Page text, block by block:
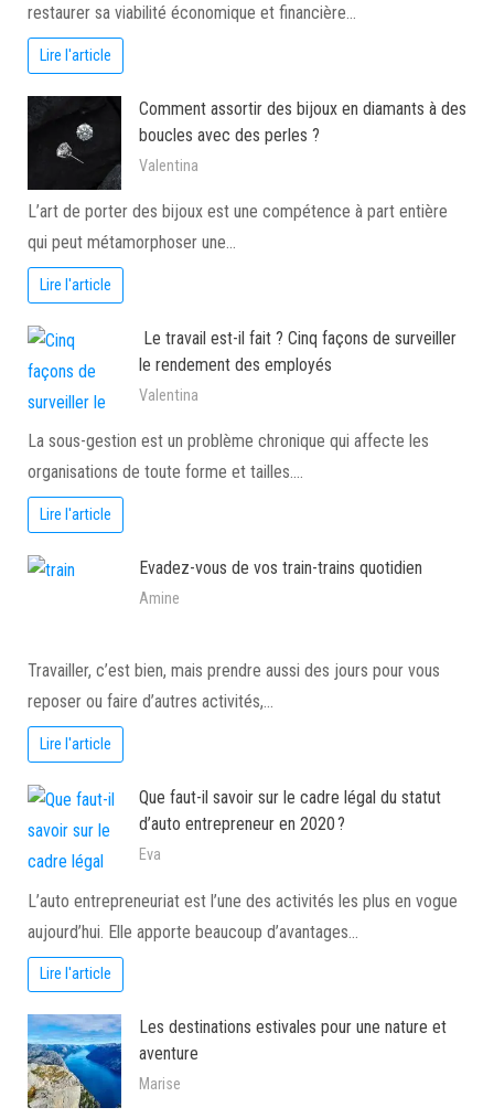
restaurer sa viabilité économique et financière…
Lire l'article
Comment assortir des bijoux en diamants à des
boucles avec des perles ?
Valentina
L’art de porter des bijoux est une compétence à part entière
qui peut métamorphoser une…
Lire l'article
Le travail est-il fait ? Cinq façons de surveiller
le rendement des employés
Valentina
La sous-gestion est un problème chronique qui affecte les
organisations de toute forme et tailles.…
Lire l'article
Evadez-vous de vos train-trains quotidien
Amine
Travailler, c’est bien, mais prendre aussi des jours pour vous
reposer ou faire d’autres activités,…
Lire l'article
Que faut-il savoir sur le cadre légal du statut
d’auto entrepreneur en 2020 ?
Eva
L’auto entrepreneuriat est l’une des activités les plus en vogue
aujourd’hui. Elle apporte beaucoup d’avantages…
Lire l'article
Les destinations estivales pour une nature et
aventure
Marise